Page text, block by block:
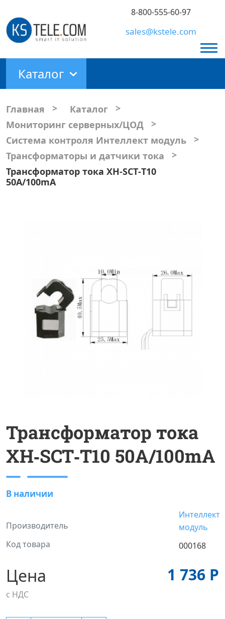
8-800-555-60-97
sales@kstele.com
Каталог
Главная > Каталог
>
Мониторинг серверных/ЦОД
>
Система контроля Интеллект модуль
>
Трансформаторы и датчики тока
>
Трансформатор тока XH‐SCT‐T10
50A/100mA
Трансформатор тока
XH‐SCT‐T10 50A/100mA
В наличии
Производитель
Интеллект
модуль
Код товара
000168
Цена
с НДС
1 736 Р